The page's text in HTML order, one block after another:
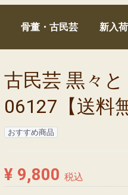
骨董・古民芸 新入荷
古民芸 黒々
06127【送料
おすすめ商品
¥ 9,800 税込